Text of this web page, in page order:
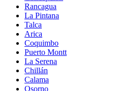
Rancagua
La Pintana
Talca
Arica
Coquimbo
Puerto Montt
La Serena
Chillán
Calama
Osorno